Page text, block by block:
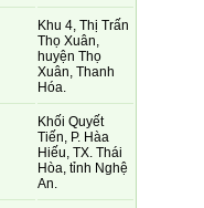
Khu 4, Thị Trấn
Thọ Xuân,
huyện Thọ
Xuân, Thanh
Hóa.
Khối Quyết
Tiến, P. Hàa
Hiếu, TX. Thái
Hòa, tỉnh Nghệ
An.